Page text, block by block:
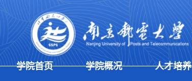
学院首页 学院概况 人才培养